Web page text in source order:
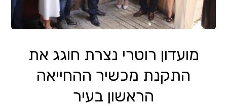
מועדון רוטרי נצרת חוגג את
התקנת מכשיר ההחייאה
הראשון בעיר